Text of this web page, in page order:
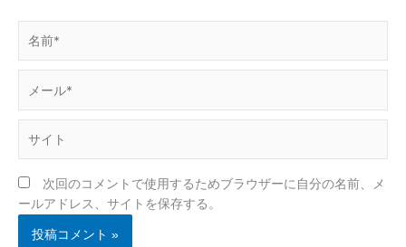
*
ー
ル
次回のコメントで使用するためブラウザーに自分の名前、メ
ールアドレス、サイトを保存する。